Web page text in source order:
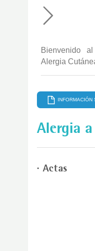
Bienvenido
Alergia
INFORMACIÓN
Alergia
Actas